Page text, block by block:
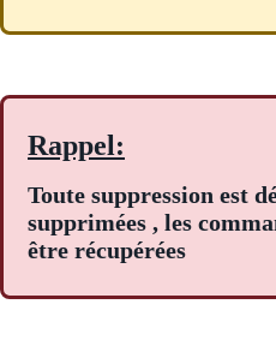
Rappel:
Toute suppression est
supprimées , les
être récupérées